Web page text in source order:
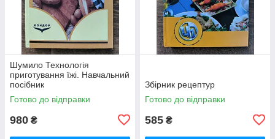
Шумило Технологія
приготування їжі. Навчальний
посібник
Готово до відправки
980 ₴
Збірник рецептур
Готово до відправки
585 ₴